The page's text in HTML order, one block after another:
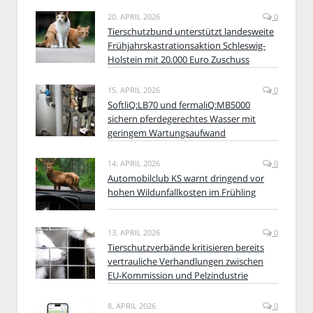
20. APRIL 2026 0
Tierschutzbund unterstützt landesweite
Frühjahrskastrationsaktion Schleswig-
Holstein mit 20.000 Euro Zuschuss
15. APRIL 2026 0
SoftliQ:LB70 und fermaliQ:MB5000
sichern pferdegerechtes Wasser mit
geringem Wartungsaufwand
14. APRIL 2026 0
Automobilclub KS warnt dringend vor
hohen Wildunfallkosten im Frühling
13. APRIL 2026 0
Tierschutzverbände kritisieren bereits
vertrauliche Verhandlungen zwischen
EU-Kommission und Pelzindustrie
8. APRIL 2026 0